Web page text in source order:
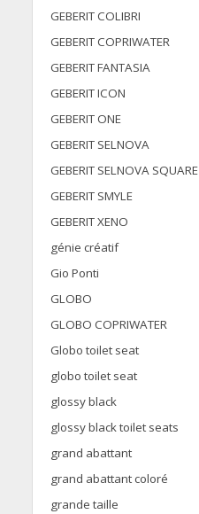
GEBERIT COLIBRI
GEBERIT COPRIWATER
GEBERIT FANTASIA
GEBERIT ICON
GEBERIT ONE
GEBERIT SELNOVA
GEBERIT SELNOVA SQUARE
GEBERIT SMYLE
GEBERIT XENO
génie créatif
Gio Ponti
GLOBO
GLOBO COPRIWATER
Globo toilet seat
globo toilet seat
glossy black
glossy black toilet seats
grand abattant
grand abattant coloré
grande taille